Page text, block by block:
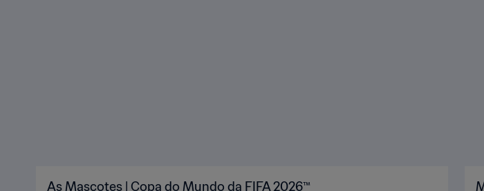
As Mascotes | Copa do Mundo da FIFA 2026™